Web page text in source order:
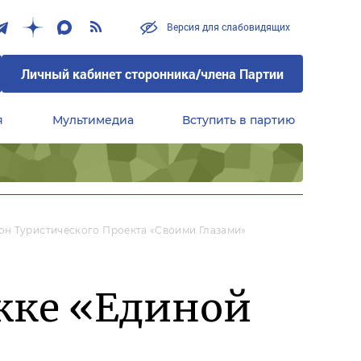
Версия для слабовидящих
Личный кабинет сторонника/члена Партии
Мультимедиа Вступить в партию
Проекта «Своими Глазами»
«Единой